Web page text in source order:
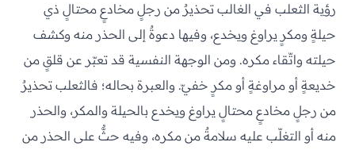
رؤية الثعلب في الغالب تحذيرٌ من رجلٍ مخادعٍ محتالٍ ذي
حيلةٍ ومكرٍ يراوغ ويخدع، وفيها دعوةٌ إلى الحذر منه وكشف
حيلته واتّقاء مكره. ومن الوجهة النفسية قد تعبّر عن قلقٍ من
خديعةٍ أو مراوغةٍ أو مكرٍ خفيّ. والعبرة بحاله؛ فالثعلب تحذيرٌ
من رجلٍ مخادعٍ محتالٍ يراوغ ويخدع بالحيلة والمكر، والحذر
منه أو التغلّب عليه سلامةٌ من مكره، وفيه حثٌّ على الحذر من